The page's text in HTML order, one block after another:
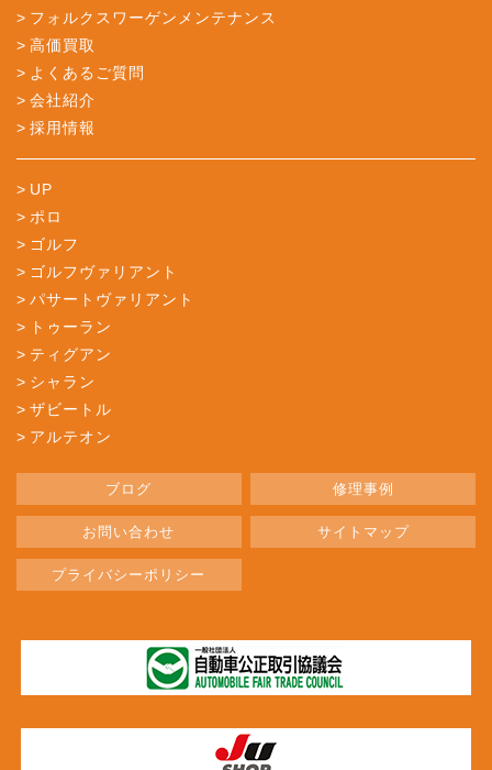
フォルクスワーゲンメンテナンス
高価買取
よくあるご質問
会社紹介
採用情報
UP
ポロ
ゴルフ
ゴルフヴァリアント
パサートヴァリアント
トゥーラン
ティグアン
シャラン
ザビートル
アルテオン
ブログ 修理事例
お問い合わせ サイトマップ
プライバシーポリシー